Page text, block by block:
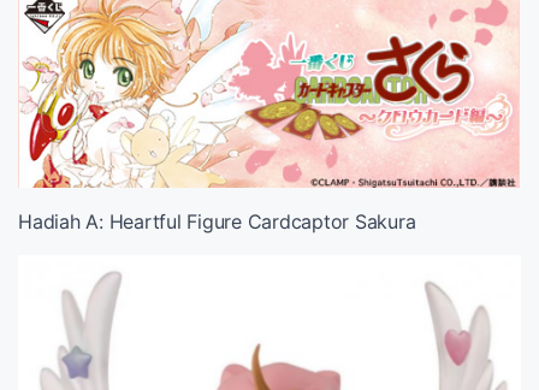
Hadiah A: Heartful Figure Cardcaptor Sakura